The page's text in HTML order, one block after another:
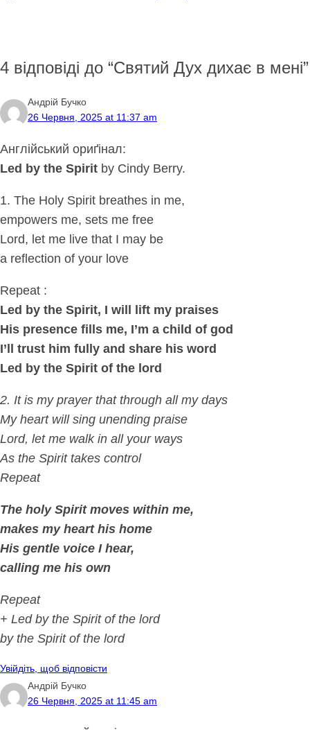
4 відповіді до “Святий Дух дихає в мені”
Андрій Бучко
26 Червня, 2025 at 11:37 am
Англійський ориґінал:
Led by the Spirit by Cindy Berry.
1. The Holy Spirit breathes in me,
empowers me, sets me free
Lord, let me live that I may be
a reflection of your love
Repeat :
Led by the Spirit, I will lift my praises
His presence fills me, I’m a child of god
I’ll trust him fully and share his word
Led by the Spirit of the lord
2. It is my prayer that through all my days
My heart will sing unending praise
Lord, let me walk in all your ways
As the Spirit takes control
Repeat
The holy Spirit moves within me,
makes my heart his home
His gentle voice I hear,
calling me his own
Repeat
+ Led by the Spirit of the lord
by the Spirit of the lord
Увійдіть, щоб відповісти
Андрій Бучко
26 Червня, 2025 at 11:45 am